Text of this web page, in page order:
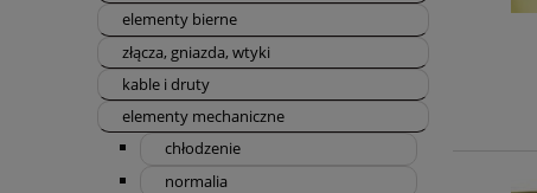
elementy bierne
złącza, gniazda, wtyki
kable i druty
elementy mechaniczne
chłodzenie
normalia